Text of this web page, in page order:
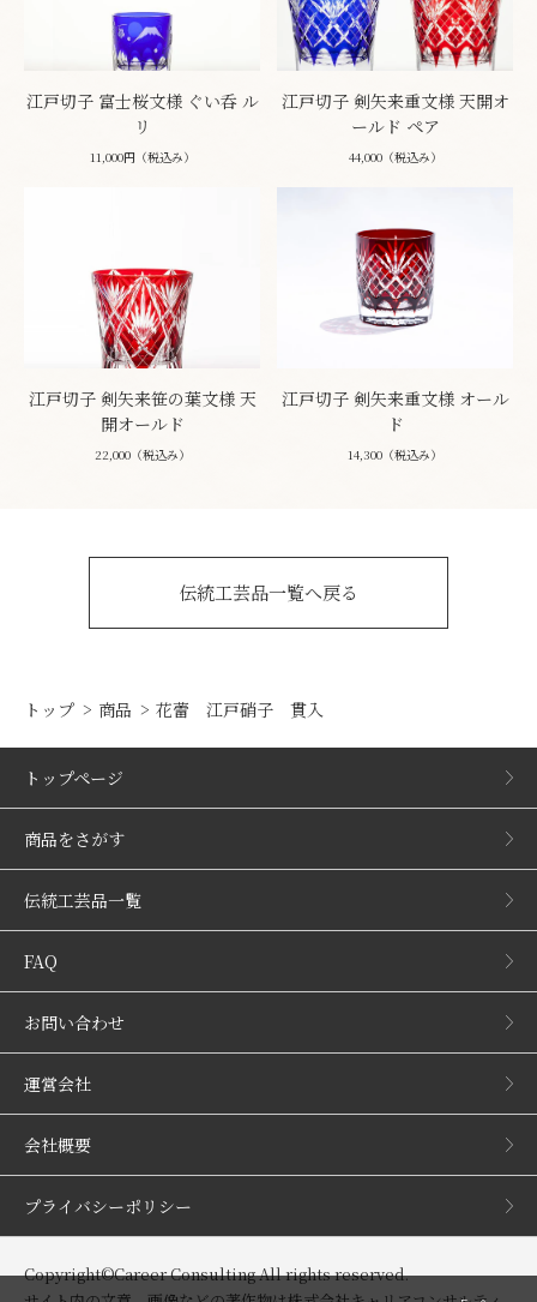
江戸切子 富士桜文様 ぐい呑 ル
リ
11,000円（税込み）
江戸切子 剣矢来重文様 天開オ
ールド ペア
44,000（税込み）
江戸切子 剣矢来笹の葉文様 天
開オールド
22,000（税込み）
江戸切子 剣矢来重文様 オール
ド
14,300（税込み）
伝統工芸品一覧へ戻る
トップ 商品 花蕾 江戸硝子 貫入
トップページ
商品をさがす
伝統工芸品一覧
FAQ
お問い合わせ
運営会社
会社概要
プライバシーポリシー
Copyright©Career Consulting All rights reserved.